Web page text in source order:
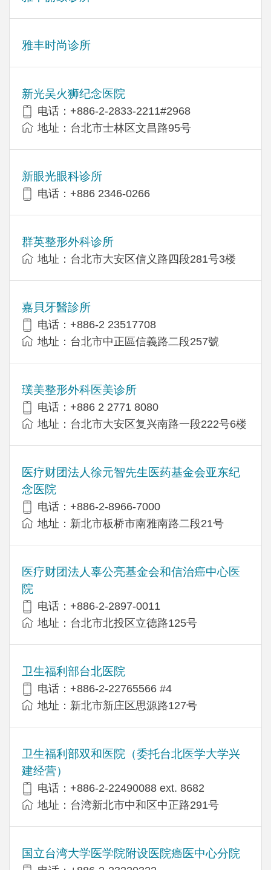
雅丰时尚诊所
新光吴火狮纪念医院
电话：+886-2-2833-2211#2968
地址：台北市士林区文昌路95号
新眼光眼科诊所
电话：+886 2346-0266
群英整形外科诊所
地址：台北市大安区信义路四段281号3楼
嘉貝牙醫診所
电话：+886-2 23517708
地址：台北市中正區信義路二段257號
璞美整形外科医美诊所
电话：+886 2 2771 8080
地址：台北市大安区复兴南路一段222号6楼
医疗财团法人徐元智先生医药基金会亚东纪
念医院
电话：+886-2-8966-7000
地址：新北市板桥市南雅南路二段21号
医疗财团法人辜公亮基金会和信治癌中心医
院
电话：+886-2-2897-0011
地址：台北市北投区立德路125号
卫生福利部台北医院
电话：+886-2-22765566 #4
地址：新北市新庄区思源路127号
卫生福利部双和医院（委托台北医学大学兴
建经营）
电话：+​886-2-22490088 ext. 8682
地址：台湾新北市中和区中正路291号
国立台湾大学医学院附设医院癌医中心分院